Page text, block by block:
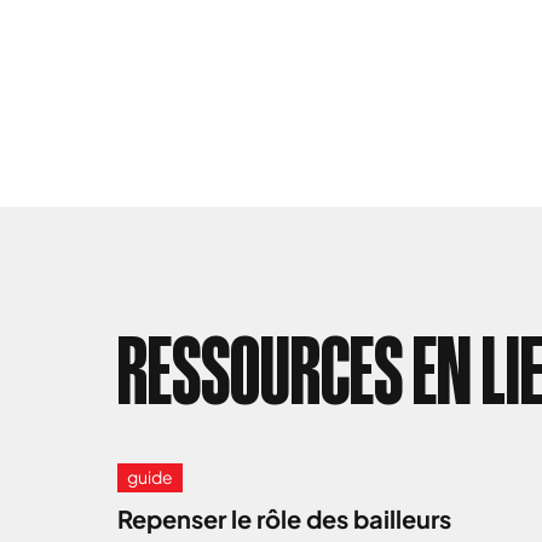
RESSOURCES EN
guide
Repenser le rôle des bailleurs